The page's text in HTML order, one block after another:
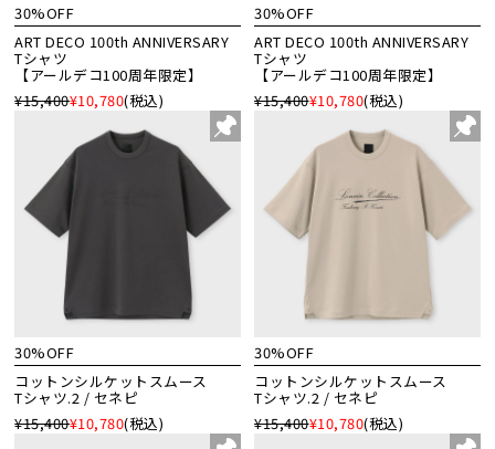
30%OFF
ART DECO 100th ANNIVERSARY
Tシャツ
【アールデコ100周年限定】
¥15,400¥10,780(税込)
30%OFF
ART DECO 100th ANNIVERSARY
Tシャツ
【アールデコ100周年限定】
¥15,400¥10,780(税込)
30%OFF
コットンシルケットスムース
Tシャツ.2 / セネピ
¥15,400¥10,780(税込)
30%OFF
コットンシルケットスムース
Tシャツ.2 / セネピ
¥15,400¥10,780(税込)